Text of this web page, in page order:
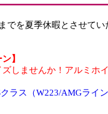
を夏季休暇とさせてい
】
しませんか！アルミホ
ラス（W223/AMGライ